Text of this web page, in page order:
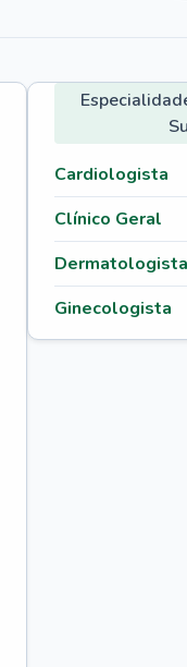
Cardiologista
Clínico Geral
Dermatologista
Ginecologista